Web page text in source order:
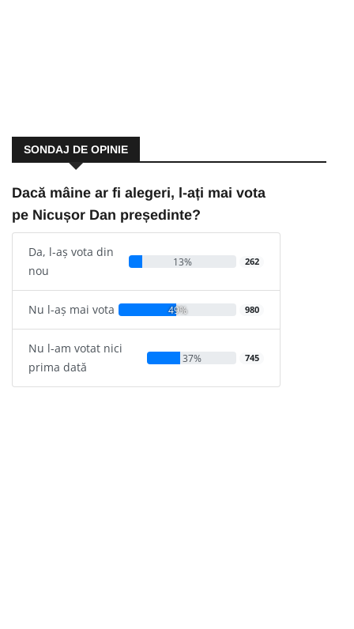
SONDAJ DE OPINIE
Dacă mâine ar fi alegeri, l-ați mai vota
pe Nicușor Dan președinte?
Da, l-aș vota din
nou
13% 262
Nu l-aș mai vota 49% 980
Nu l-am votat nici
prima dată
37% 745